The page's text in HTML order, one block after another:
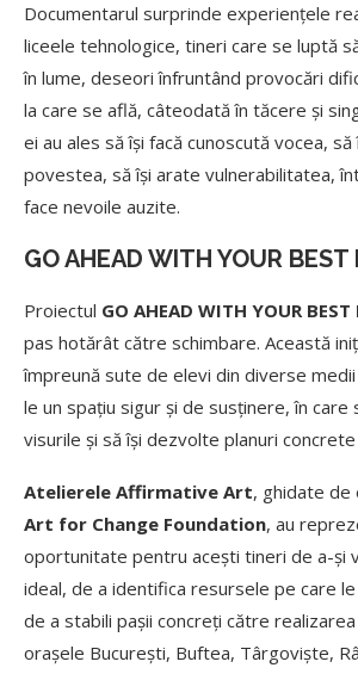
Documentarul surprinde experiențele
liceele tehnologice, tineri care se luptă
în lume, deseori înfruntând provocări
la care se află, câteodată în tăcere și
ei au ales să își facă cunoscută vocea,
povestea, să își arate vulnerabilitatea,
face nevoile auzite.
GO AHEAD WITH YOUR BEST
Proiectul GO AHEAD WITH YOUR BEST
pas hotărât către schimbare. Această
împreună sute de elevi din diverse
le un spațiu sigur și de susținere, în care
visurile și să își dezvolte planuri
Atelierele Affirmative Art, ghidate de
Art for Change Foundation, au
oportunitate pentru acești tineri de a-și
ideal, de a identifica resursele pe care le
de a stabili pașii concreți către
orașele București, Buftea, Târgoviște,